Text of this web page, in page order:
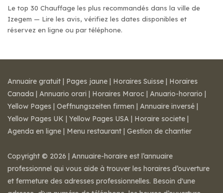
Le top 30 Chauffage les plus recommandés dans la ville de
Izegem — Lire les avis, vérifiez les dates disponibles et
réservez en ligne ou par téléphone.
Annuaire gratuit | Pages jaune | Horaires Suisse | Horaires
Canada | Annuario orari | Horaires Maroc | Anuario-horario |
Yellow Pages | Oeffnungszeiten firmen | Annuaire inversé |
Yellow Pages UK | Yellow Pages USA | Horaire societe |
Agenda en ligne | Menu restaurant | Gestion de chantier
Copyright © 2026 | Annuaire-horaire est l’annuaire
professionnel qui vous aide à trouver les horaires d’ouverture
et fermeture des adresses professionnelles. Besoin d'une